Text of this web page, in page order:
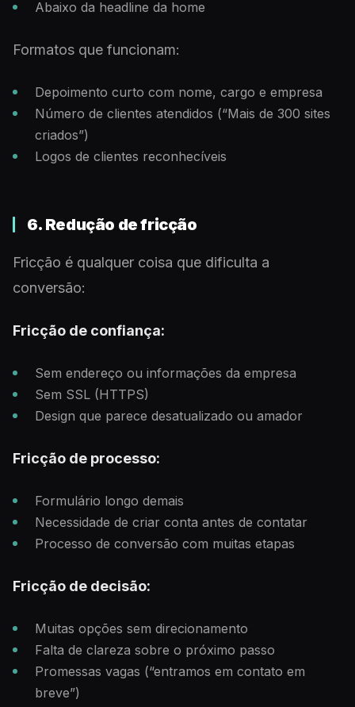
Abaixo da headline da home
Formatos que funcionam:
Depoimento curto com nome, cargo e empresa
Número de clientes atendidos (“Mais de 300 sites
criados”)
Logos de clientes reconhecíveis
6. Redução de fricção
Fricção é qualquer coisa que dificulta a
conversão:
Fricção de confiança:
Sem endereço ou informações da empresa
Sem SSL (HTTPS)
Design que parece desatualizado ou amador
Fricção de processo:
Formulário longo demais
Necessidade de criar conta antes de contatar
Processo de conversão com muitas etapas
Fricção de decisão:
Muitas opções sem direcionamento
Falta de clareza sobre o próximo passo
Promessas vagas (“entramos em contato em
breve”)